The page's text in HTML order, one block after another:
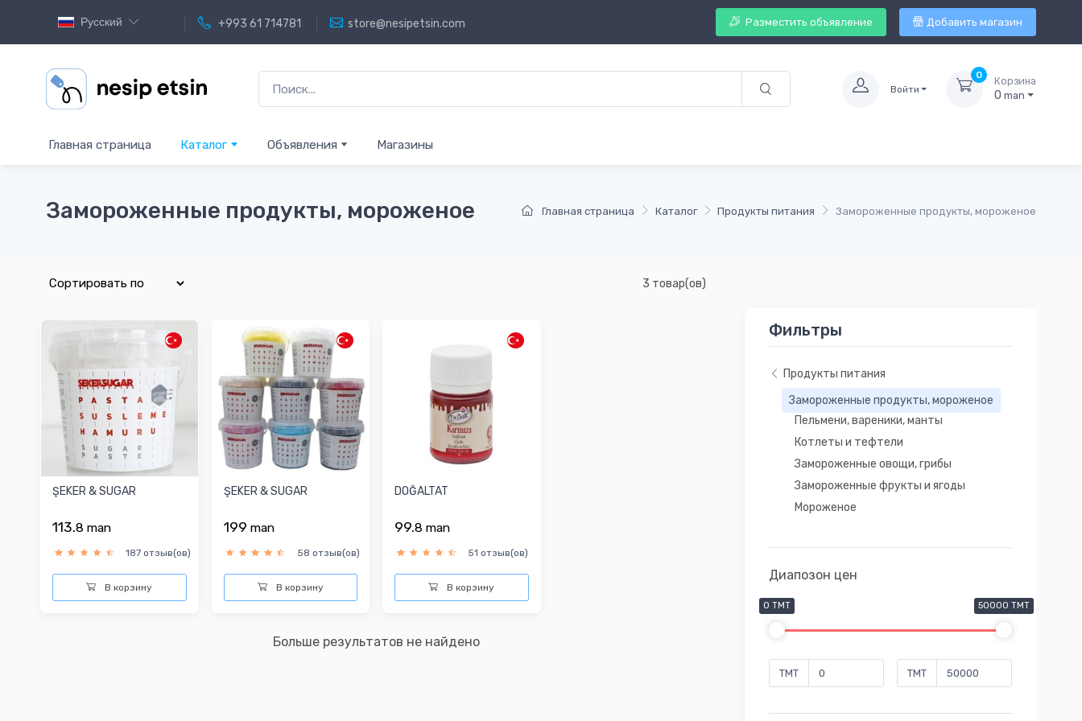
Русский +993 61 714781 store@nesipetsin.com Разместить объявление Добавить магазин
Войти
0
Корзина
0 man
Главная страница Каталог Объявления Магазины
Главная страница Каталог Продукты питания Замороженные продукты, мороженое
Замороженные продукты, мороженое
Фильтры
Продукты питания
Замороженные продукты, мороженое
Пельмени, вареники, манты
Котлеты и тефтели
Замороженные овощи, грибы
Замороженные фрукты и ягоды
Мороженое
Диапозон цен
0 TMT 50000 TMT
TMT TMT
3 товар(ов)
ŞEKER & SUGAR
113.8 man
187 отзыв(ов)
В корзину
ŞEKER & SUGAR
199 man
58 отзыв(ов)
В корзину
DOĞALTAT
99.8 man
51 отзыв(ов)
В корзину
Больше результатов не найдено